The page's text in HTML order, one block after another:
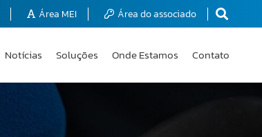
Área MEI Área do associado
Notícias Soluções Onde Estamos Contato